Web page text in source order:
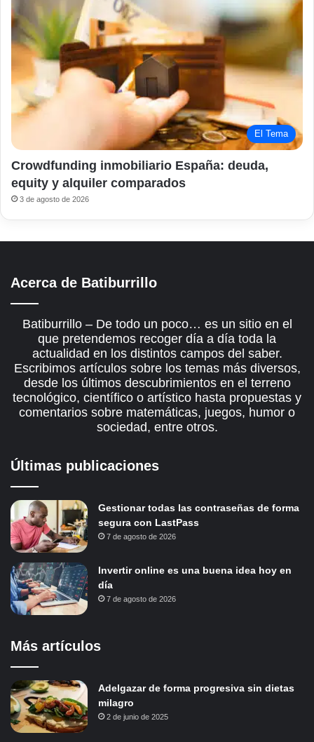
El Tema
Crowdfunding inmobiliario España: deuda,
equity y alquiler comparados
3 de agosto de 2026
Acerca de Batiburrillo
Batiburrillo – De todo un poco… es un sitio en el
que pretendemos recoger día a día toda la
actualidad en los distintos campos del saber.
Escribimos artículos sobre los temas más diversos,
desde los últimos descubrimientos en el terreno
tecnológico, científico o artístico hasta propuestas y
comentarios sobre matemáticas, juegos, humor o
sociedad, entre otros.
Últimas publicaciones
Gestionar todas las contraseñas de forma
segura con LastPass
7 de agosto de 2026
Invertir online es una buena idea hoy en
día
7 de agosto de 2026
Más artículos
Adelgazar de forma progresiva sin dietas
milagro
2 de junio de 2025